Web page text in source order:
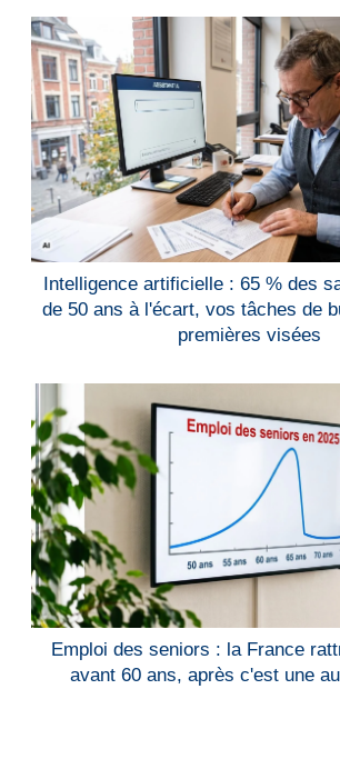
Intelligence artificielle : 65 % des
de 50 ans à l'écart, vos tâches de
premières visées
Emploi des seniors : la France
avant 60 ans, après c'est une